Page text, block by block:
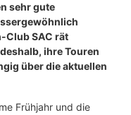
sehr gute
Club SAC rät
ihre Touren
über die aktuellen
Frühjahr und die